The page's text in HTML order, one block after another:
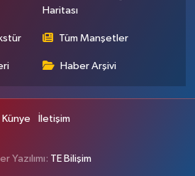
Haritası
Tüm Manşetler
Haber Arşivi
Künye İletişim
Yazılımı: TE Bilişim